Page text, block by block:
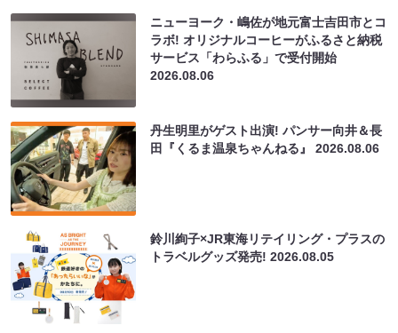
ニューヨーク・嶋佐が地元富士吉田市とコ
ラボ! オリジナルコーヒーがふるさと納税
サービス「わらふる」で受付開始
2026.08.06
丹生明里がゲスト出演! パンサー向井＆長
田『くるま温泉ちゃんねる』2026.08.06
鈴川絢子×JR東海リテイリング・プラスの
トラベルグッズ発売!2026.08.05